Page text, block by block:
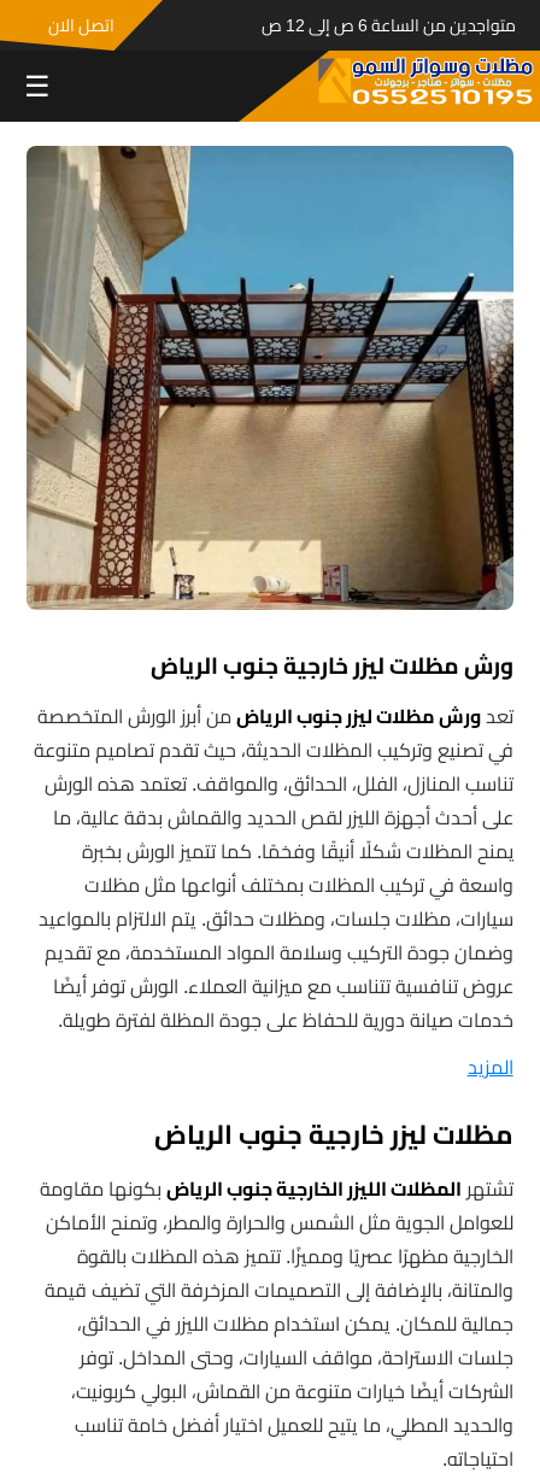
متواجدين من الساعة 6 ص إلى 12 ص اتصل الان
☰
ورش مظلات ليزر خارجية جنوب الرياض
تعدورش مظلات ليزر جنوب الرياضمن أبرز الورش المتخصصة
في تصنيع وتركيب المظلات الحديثة، حيث تقدم تصاميم متنوعة
تناسب المنازل، الفلل، الحدائق، والمواقف. تعتمد هذه الورش
على أحدث أجهزة الليزر لقص الحديد والقماش بدقة عالية، ما
يمنح المظلات شكلًا أنيقًا وفخمًا. كما تتميز الورش بخبرة
واسعة في تركيب المظلات بمختلف أنواعها مثل مظلات
سيارات، مظلات جلسات، ومظلات حدائق. يتم الالتزام بالمواعيد
وضمان جودة التركيب وسلامة المواد المستخدمة، مع تقديم
عروض تنافسية تتناسب مع ميزانية العملاء. الورش توفر أيضًا
خدمات صيانة دورية للحفاظ على جودة المظلة لفترة طويلة.
المزيد
مظلات ليزر خارجية جنوب الرياض
تشتهرالمظلات الليزر الخارجية جنوب الرياضبكونها مقاومة
للعوامل الجوية مثل الشمس والحرارة والمطر، وتمنح الأماكن
الخارجية مظهرًا عصريًا ومميزًا. تتميز هذه المظلات بالقوة
والمتانة، بالإضافة إلى التصميمات المزخرفة التي تضيف قيمة
جمالية للمكان. يمكن استخدام مظلات الليزر في الحدائق،
جلسات الاستراحة، مواقف السيارات، وحتى المداخل. توفر
الشركات أيضًا خيارات متنوعة من القماش، البولي كربونيت،
والحديد المطلي، ما يتيح للعميل اختيار أفضل خامة تناسب
احتياجاته.